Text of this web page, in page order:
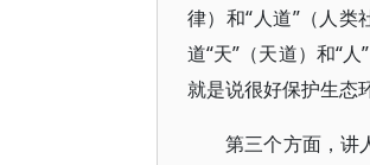
律）和“人道”（人类
道“天”（天道）和“
就是说很好保护生态
第三个方面，讲